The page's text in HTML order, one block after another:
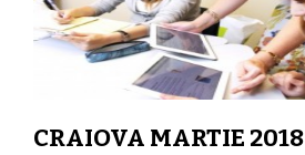
CRAIOVA MARTIE 2018